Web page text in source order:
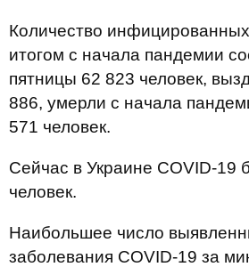
Количество
итогом с начала пандемии
пятницы 62 823 человек,
886, умерли с начала
571 человек.
Сейчас в Украине COVID-19
человек.
Наибольшее число
заболевания COVID-19 за